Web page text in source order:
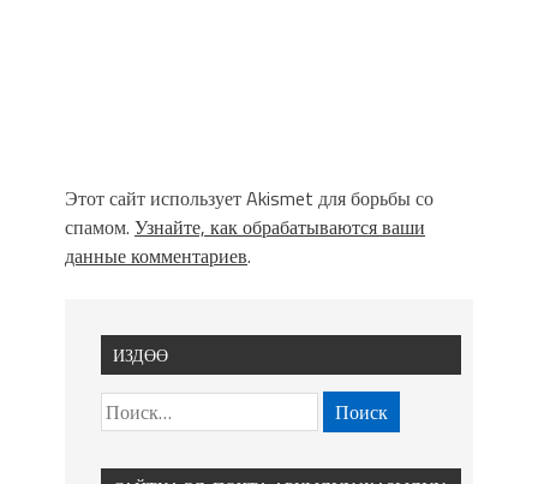
Этот сайт использует Akismet для борьбы со
спамом. Узнайте, как обрабатываются ваши
данные комментариев.
ИЗДӨӨ